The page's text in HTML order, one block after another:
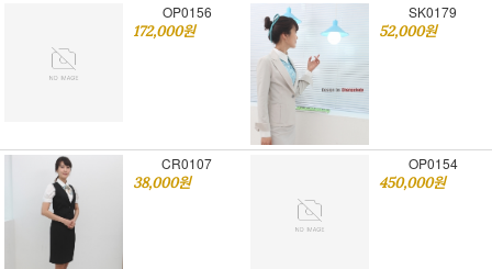
OP0156
172,000원
SK0179
52,000원
CR0107
38,000원
OP0154
450,000원